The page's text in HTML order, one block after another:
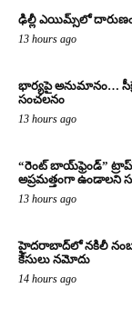
ఢిల్లీ ఎయిమ్స్‌లో
13 hours ago
భార్యపై అనుమానం…
సంచలనం
13 hours ago
“రెంట్ బాయ్‌ఫ్రెండ్”
అప్రమత్తంగా ఉండాలని
13 hours ago
హైదరాబాద్‌లో నకిలీ నంబర్
కేసులు నమోదు
14 hours ago